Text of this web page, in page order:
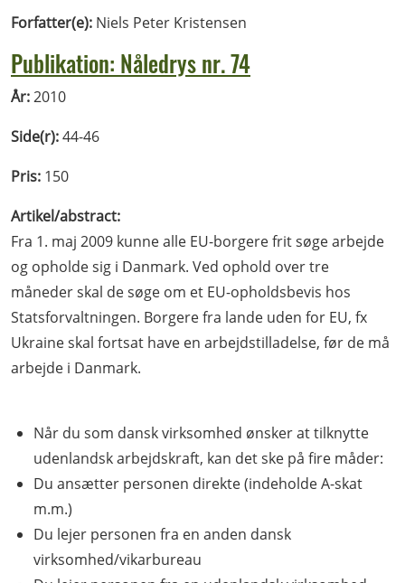
Forfatter(e): Niels Peter Kristensen
Publikation: Nåledrys nr. 74
År:2010
Side(r):44-46
Pris: 150
Artikel/abstract:
Fra 1. maj 2009 kunne alle EU-borgere frit søge arbejde
og opholde sig i Danmark. Ved ophold over tre
måneder skal de søge om et EU-opholdsbevis hos
Statsforvaltningen. Borgere fra lande uden for EU, fx
Ukraine skal fortsat have en arbejdstilladelse, før de må
arbejde i Danmark.
Når du som dansk virksomhed ønsker at tilknytte
udenlandsk arbejdskraft, kan det ske på fire måder:
Du ansætter personen direkte (indeholde A-skat
m.m.)
Du lejer personen fra en anden dansk
virksomhed/vikarbureau